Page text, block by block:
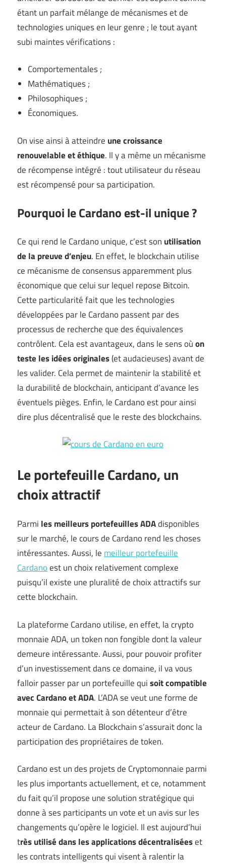
étant un parfait mélange de mécanismes et de
technologies uniques en leur genre ; le tout ayant
subi maintes vérifications :
Comportementales ;
Mathématiques ;
Philosophiques ;
Économiques.
On vise ainsi à atteindre une croissance
renouvelable et éthique. Il y a même un mécanisme
de récompense intégré : tout utilisateur du réseau
est récompensé pour sa participation.
Pourquoi le Cardano est-il unique ?
Ce qui rend le Cardano unique, c’est son utilisation
de la preuve d’enjeu. En effet, le blockchain utilise
ce mécanisme de consensus apparemment plus
économique que celui sur lequel repose Bitcoin.
Cette particularité fait que les technologies
développées par le Cardano passent par des
processus de recherche que des équivalences
contrôlent. Cela est avantageux, dans le sens oùon
teste les idéesoriginales(et audacieuses) avant de
les valider. Cela permet de maintenir la stabilité et
la durabilité de blockchain, anticipant d’avance les
éventuels pièges. Enfin, le Cardano est pour ainsi
dire plus décentralisé que le reste des blockchains.
Le portefeuille Cardano, un
choix attractif
Parmi les meilleurs portefeuilles ADAdisponibles
sur le marché, le cours de Cardano rend les choses
intéressantes. Aussi, lemeilleur portefeuille
Cardanoest un choix relativement complexe
puisqu’il existe une pluralité de choix attractifs sur
cette blockchain.
La plateforme Cardano utilise, en effet, la crypto
monnaie ADA, un token non fongible dont la valeur
demeure intéressante. Aussi, pour pouvoir profiter
d’un investissement dans ce domaine, il va vous
falloir passer par un portefeuille quisoit compatible
avec Cardano et ADA. L’ADA se veut une forme de
monnaie qui permettait à son détenteur d’être
acteur de Cardano. La Blockchain s’assurait donc la
participation des propriétaires de token.
Cardano est un des projets de Cryptomonnaie parmi
les plus importants actuellement, et ce, notamment
du fait qu’il propose une solution stratégique qui
donne à ses participants un vote et un avis sur les
changements qu’opère le logiciel. Il est aujourd’hui
très utilisé dans les applications décentraliséeset
les contrats intelligents qui visent à ralentir la